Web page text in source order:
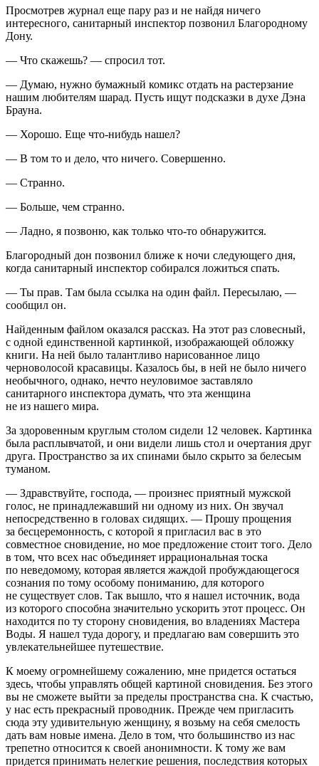
Просмотрев журнал еще пару раз и не найдя ничего
интересного, санитарный инспектор позвонил Благородному
Дону.
— Что скажешь? — спросил тот.
— Думаю, нужно бумажный комикс отдать на растерзание
нашим любителям шарад. Пусть ищут подсказки в духе Дэна
Брауна.
— Хорошо. Еще что-нибудь нашел?
— В том то и дело, что ничего. Совершенно.
— Странно.
— Больше, чем странно.
— Ладно, я позвоню, как только что-то обнаружится.
Благородный дон позвонил ближе к ночи следующего дня,
когда санитарный инспектор собирался ложиться спать.
— Ты прав. Там была ссылка на один файл. Пересылаю, —
сообщил он.
Найденным файлом оказался рассказ. На этот раз словесный,
с одной единственной картинкой, изображающей обложку
книги. На ней было талантливо нарисованное лицо
черноволосой красавицы. Казалось бы, в ней не было ничего
необычного, однако, нечто неуловимое заставляло
санитарного инспектора думать, что эта женщина
не из нашего мира.
За здоровенным круглым столом сидели 12 человек. Картинка
была расплывчатой, и они видели лишь стол и очертания друг
друга. Пространство за их спинами было скрыто за белесым
туманом.
— Здравствуйте, господа, — произнес приятный мужской
голос, не принадлежавший ни одному из них. Он звучал
непосредственно в головах сидящих. — Прошу прощения
за бесцеремонность, с которой я пригласил вас в это
совместное сновидение, но мое предложение стоит того. Дело
в том, что всех нас объединяет иррациональная тоска
по неведомому, которая является жаждой пробуждающегося
сознания по тому особому пониманию, для которого
не существует слов. Так вышло, что я нашел источник, вода
из которого способна значительно ускорить этот процесс. Он
находится по ту сторону сновидения, во владениях Мастера
Воды. Я нашел туда дорогу, и предлагаю вам совершить это
увлекательнейшее путешествие.
К моему огромнейшему сожалению, мне придется остаться
здесь, чтобы управлять общей картиной сновидения. Без этого
вы не сможете выйти за пределы пространства сна. К счастью,
у нас есть прекрасный проводник. Прежде чем пригласить
сюда эту удивительную женщину, я возьму на себя смелость
дать вам новые имена. Дело в том, что большинство из нас
трепетно относится к своей анонимности. К тому же вам
придется принимать нелегкие решения, последствия которых